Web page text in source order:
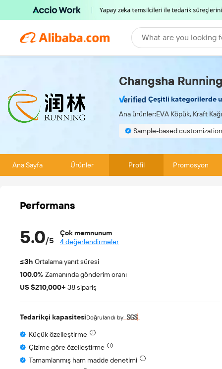
What are you looking
Changsha
Çeşitli kategorilerde
Ana ürünler:EVA Köpük, Kraft
Sample-based customization
Ana Sayfa Ürünler Profil Promosyon
Performans
5.0/5
Çok memnunum
4 değerlendirmeler
≤3h Ortalama yanıt süresi
100.0% Zamanında gönderim oranı
US $210,000+ 38 sipariş
Tedarikçi kapasitesiDoğrulandı by
Küçük özelleştirme
Çizime göre özelleştirme
Tamamlanmış ham madde denetimi